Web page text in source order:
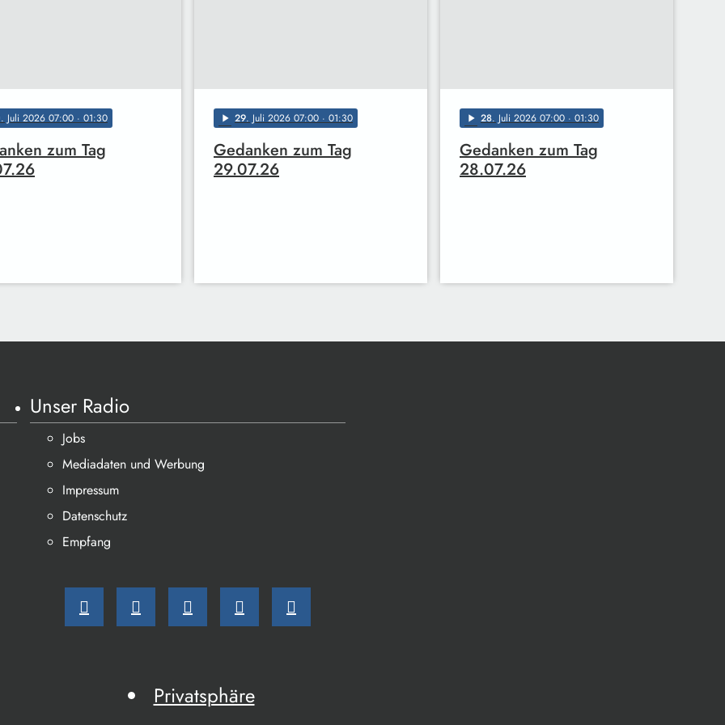
. Juli 2026 07:00 · 01:30
zum Tag
play_arrow 29. Juli 2026 07:00 · 01:30
Gedanken zum Tag
29.07.26
play_arrow 28. Juli 2026 07:00 · 01:30
Gedanken zum Tag
28.07.26
Unser Radio
Jobs
Mediadaten und Werbung
Impressum
Datenschutz
Empfang
Privatsphäre